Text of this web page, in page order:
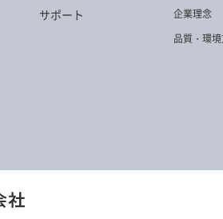
サポート 企業理念
品質・環